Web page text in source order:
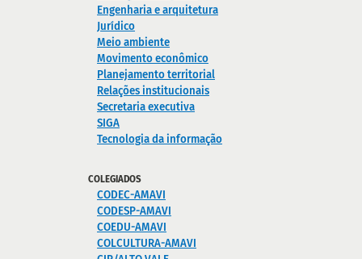
Engenharia e arquitetura
Jurídico
Meio ambiente
Movimento econômico
Planejamento territorial
Relações institucionais
Secretaria executiva
SIGA
Tecnologia da informação
COLEGIADOS
CODEC-AMAVI
CODESP-AMAVI
COEDU-AMAVI
COLCULTURA-AMAVI